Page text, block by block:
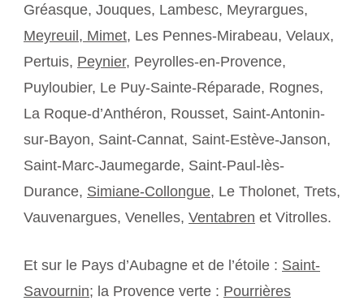
Gréasque, Jouques, Lambesc, Meyrargues,
Meyreuil, Mimet, Les Pennes-Mirabeau, Velaux,
Pertuis, Peynier, Peyrolles-en-Provence,
Puyloubier, Le Puy-Sainte-Réparade, Rognes,
La Roque-d’Anthéron, Rousset, Saint-Antonin-
sur-Bayon, Saint-Cannat, Saint-Estève-Janson,
Saint-Marc-Jaumegarde, Saint-Paul-lès-
Durance, Simiane-Collongue, Le Tholonet, Trets,
Vauvenargues, Venelles, Ventabren et Vitrolles.
Et sur le Pays d’Aubagne et de l’étoile : Saint-
Savournin; la Provence verte : Pourrières